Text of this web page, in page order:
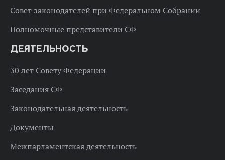
Совет законодателей при Федеральном Собрании
Полномочные представители СФ
ДЕЯТЕЛЬНОСТЬ
30 лет Совету Федерации
Заседания СФ
Законодательная деятельность
Документы
Межпарламентская деятельность